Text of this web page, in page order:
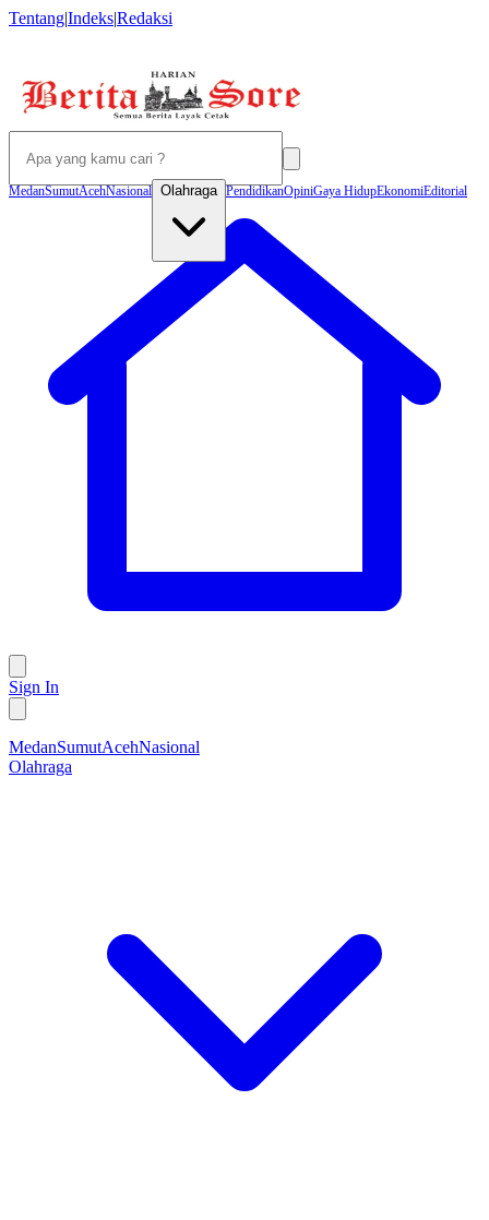
Tentang|Indeks|Redaksi
MedanSumutAcehNasional Olahraga PendidikanOpiniGaya HidupEkonomiEditorial
Sign In
MedanSumutAcehNasional
Olahraga